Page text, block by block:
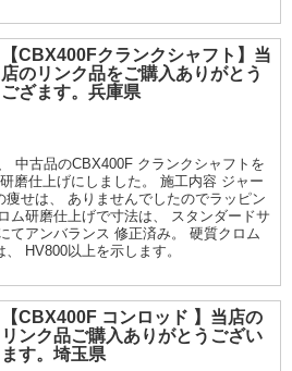
【CBX400Fクランクシャフト】当
店のリンク品をご購入ありがとう
ござます。兵庫県
中古品のCBX400F クランクシャフトを
磨仕上げにしました。 施工内容 ジャー
せは、 ありませんでしたのでラッピン
ム研磨仕上げで寸法は、 スタンダードサ
てアンバランス 修正済み。 硬質クロム
HV800以上を示します。
【CBX400F コンロッド 】当店の
リンク品ご購入ありがとうござい
ます。埼玉県